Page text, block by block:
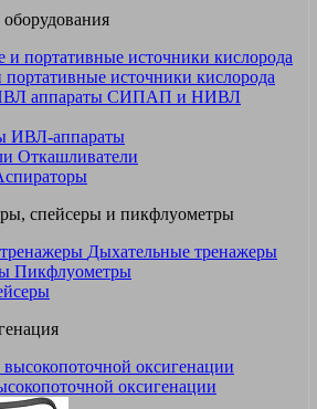
источники кислорода
СИПАП и НИВЛ
ИВЛ-аппараты
Откашливатели
спейсеры и пикфлуометры
Дыхательные тренажеры
Пикфлуометры
оксигенации